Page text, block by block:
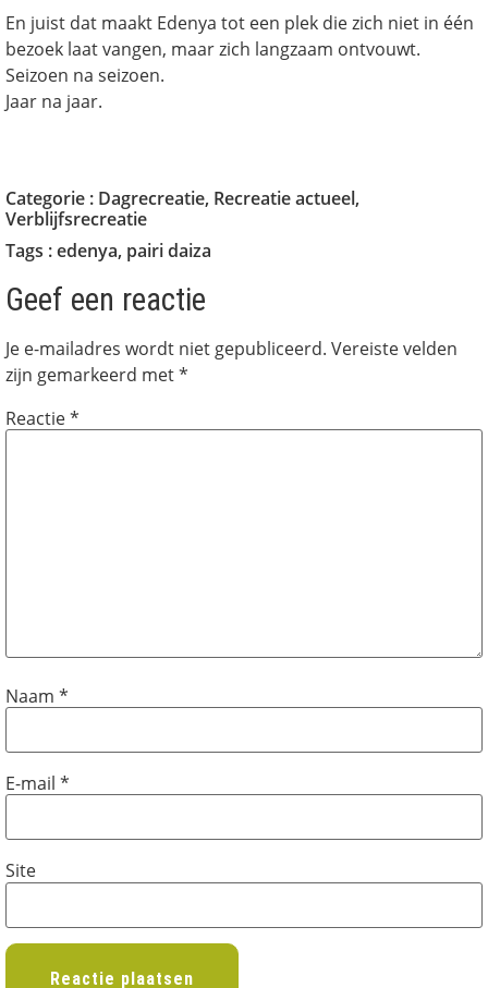
En juist dat maakt Edenya tot een plek die zich niet in één
bezoek laat vangen, maar zich langzaam ontvouwt.
Seizoen na seizoen.
Jaar na jaar.
Categorie : Dagrecreatie, Recreatie actueel,
Verblijfsrecreatie
Tags :edenya, pairi daiza
Geef een reactie
Je e-mailadres wordt niet gepubliceerd. Vereiste velden
zijn gemarkeerd met*
Reactie*
Naam *
E-mail *
Site